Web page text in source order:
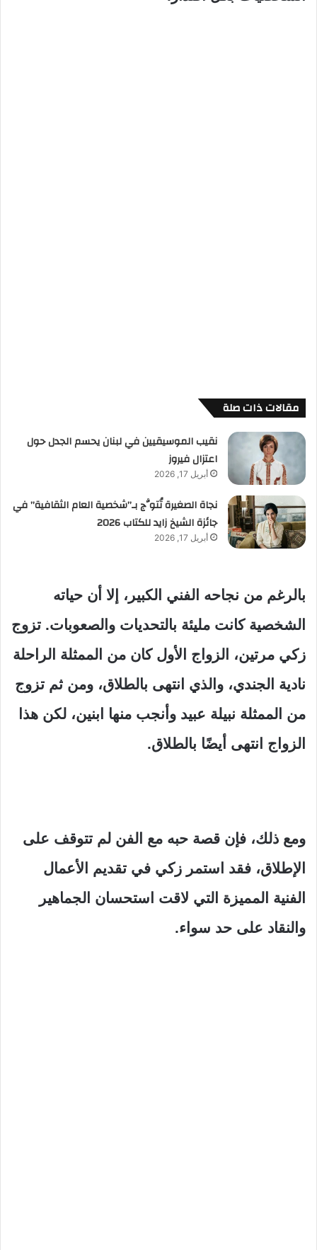
مقالات ذات صلة
نقيب الموسيقيين في لبنان يحسم الجدل حول
اعتزال فيروز
أبريل 17, 2026
نجاة الصغيرة تُتوَّج بـ”شخصية العام الثقافية” في
جائزة الشيخ زايد للكتاب 2026
أبريل 17, 2026
بالرغم من نجاحه الفني الكبير، إلا أن حياته
الشخصية كانت مليئة بالتحديات والصعوبات. تزوج
زكي مرتين، الزواج الأول كان من الممثلة الراحلة
نادية الجندي، والذي انتهى بالطلاق، ومن ثم تزوج
من الممثلة نبيلة عبيد وأنجب منها ابنين، لكن هذا
الزواج انتهى أيضًا بالطلاق.
ومع ذلك، فإن قصة حبه مع الفن لم تتوقف على
الإطلاق، فقد استمر زكي في تقديم الأعمال
الفنية المميزة التي لاقت استحسان الجماهير
والنقاد على حد سواء.